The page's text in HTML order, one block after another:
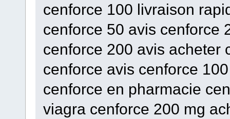
cenforce 100 livraison
cenforce 50 avis cenforce
cenforce 200 avis acheter
cenforce avis cenforce
cenforce en pharmacie
viagra cenforce 200 mg